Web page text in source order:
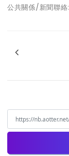
公共關係/新聞聯絡: